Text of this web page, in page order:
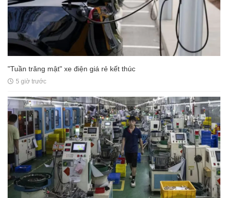
"Tuần trăng mật" xe điện giá rẻ kết thúc
5 giờ trước